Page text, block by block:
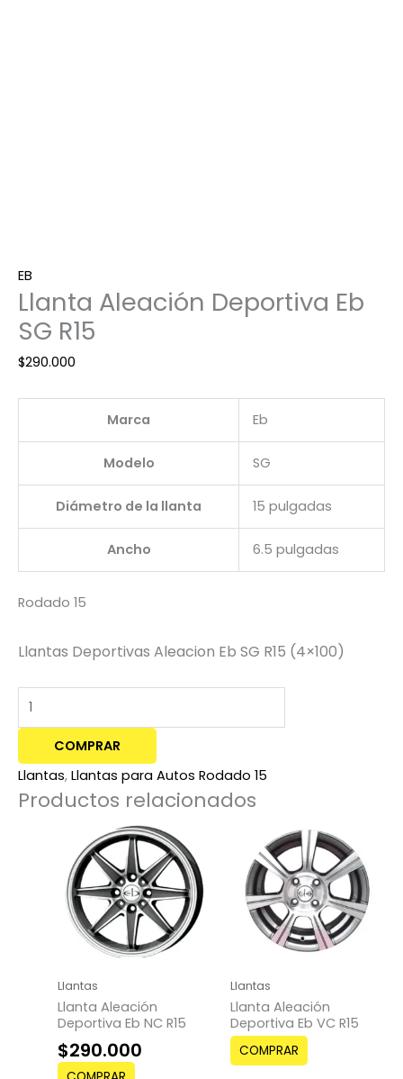
EB
Llanta Aleación Deportiva Eb
SG R15
$290.000
Marca Eb
Modelo SG
Diámetro de la llanta 15 pulgadas
Ancho 6.5 pulgadas
Rodado 15
Llantas Deportivas Aleacion Eb SG R15 (4×100)
COMPRAR
Llantas, Llantas para Autos Rodado 15
Productos relacionados
Llantas
Llanta Aleación
Deportiva Eb NC R15
$290.000
Llantas
Llanta Aleación
Deportiva Eb VC R15
COMPRAR